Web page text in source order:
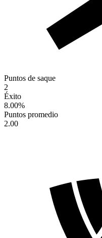
Puntos de saque
2
Éxito
8.00%
Puntos promedio
2.00